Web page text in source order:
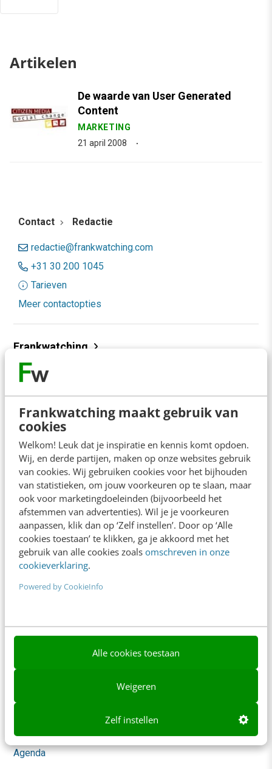
Frankwatching maakt gebruik van
cookies
Welkom! Leuk dat je inspiratie en kennis komt opdoen.
Wij, en derde partijen, maken op onze websites gebruik
van cookies. Wij gebruiken cookies voor het bijhouden
van statistieken, om jouw voorkeuren op te slaan, maar
ook voor marketingdoeleinden (bijvoorbeeld het
afstemmen van advertenties). Wil je je voorkeuren
aanpassen, klik dan op ‘Zelf instellen’. Door op ‘Alle
cookies toestaan’ te klikken, ga je akkoord met het
gebruik van alle cookies zoals omschreven in onze
cookieverklaring.
Powered by CookieInfo
Alle cookies toestaan
Weigeren
Zelf instellen
Artikelen
De waarde van User Generated
Content
MARKETING
21 april 2008
Contact Redactie
redactie@frankwatching.com
+31 30 200 1045
Tarieven
Meer contactopties
Frankwatching
Adverteren
Nieuwsbrieven
Over ons
Ons team
Werken bij
Whitepapers
Blog
AI & Tech
Content & Communicatie
Marketing
Community
Agenda